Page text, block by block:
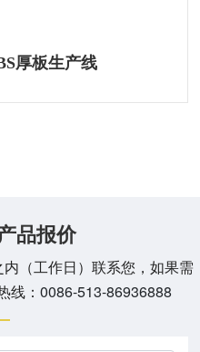
厚板生产线
品报价
（工作日）联系您，如果需
线： 0086-513-86936888